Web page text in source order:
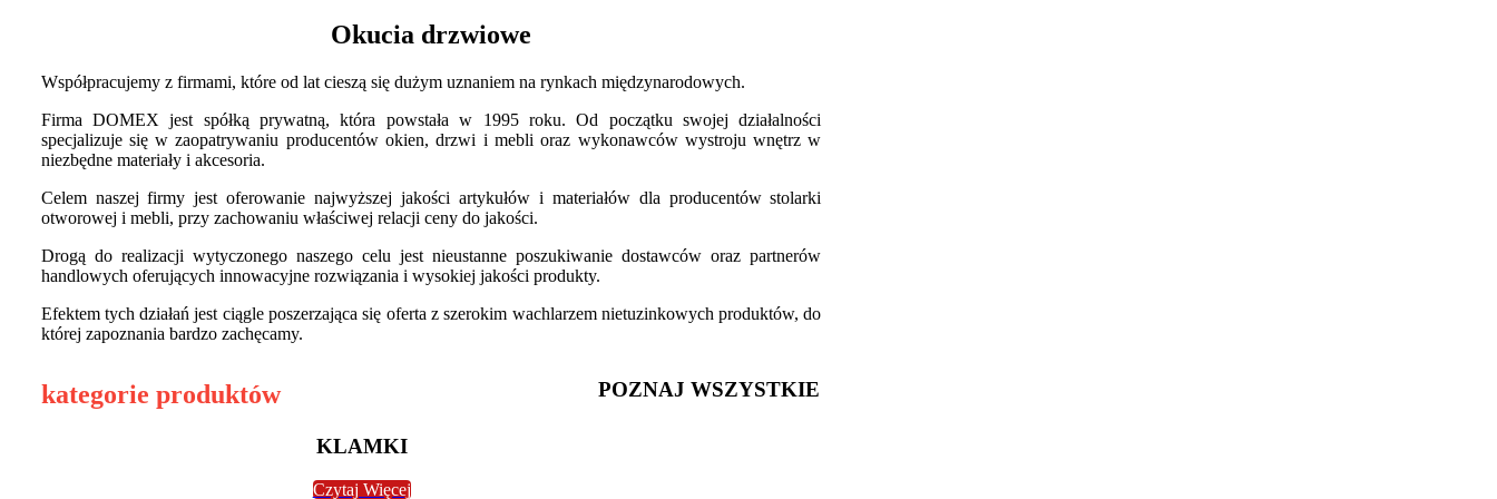
Okucia drzwiowe
Współpracujemy z firmami, które od lat cieszą się dużym uznaniem na rynkach międzynarodowych.
Firma DOMEX jest spółką prywatną, która powstała w 1995 roku. Od początku swojej działalności
specjalizuje się w zaopatrywaniu producentów okien, drzwi i mebli oraz wykonawców wystroju wnętrz w
niezbędne materiały i akcesoria.
Celem naszej firmy jest oferowanie najwyższej jakości artykułów i materiałów dla producentów stolarki
otworowej i mebli, przy zachowaniu właściwej relacji ceny do jakości.
Drogą do realizacji wytyczonego naszego celu jest nieustanne poszukiwanie dostawców oraz partnerów
handlowych oferujących innowacyjne rozwiązania i wysokiej jakości produkty.
Efektem tych działań jest ciągle poszerzająca się oferta z szerokim wachlarzem nietuzinkowych produktów, do
której zapoznania bardzo zachęcamy.
POZNAJ WSZYSTKIE
kategorie produktów
KLAMKI
Czytaj Więcej